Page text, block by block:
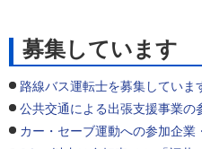
募集しています
路線バス運転士を募集していま
公共交通による出張支援事業の
カー・セーブ運動への参加企業